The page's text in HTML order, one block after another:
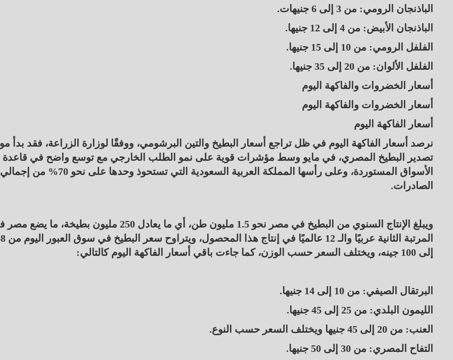
الباذنجان الرومي: من 3 إلى 6 جنيهات.
الباذنجان الأبيض: من 4 إلى 12 جنيها.
الفلفل الرومي: من 10 إلى 15 جنيها.
الفلفل الألوان: من 20 إلى 35 جنيها.
أسعار الخضروات والفاكهة اليوم
أسعار الخضروات والفاكهة اليوم
أسعار الفاكهة اليوم
نرصد أسعار الفاكهة اليوم في ظل تراجع أسعار البطيخ والتين البرشومي، ووفقًا لوزارة الزراعة، فقد بدأ
تصدير البطيخ المصري، في مايو وسط مؤشرات قوية على نمو الطلب الخارجي مع توسع واضح في قاعدة
الأسواق المستوردة، وعلى رأسها المملكة العربية السعودية التي تستحوذ وحدها على نحو 70% من إجمالي
الصادرات.
ويبلغ الإنتاج السنوي من البطيخ في مصر نحو 1.5 مليون طن، أي ما يعادل 250 مليون بطيخة، ما
المرتبة الثانية عربيًا والـ 12
إلى 100 جينه، ويختلف السعر حسب الوزن، كما جاءت باقي أسعار الفاكهة اليوم كالتالي:
البرتقال الصيفي: من 10 إلى 14 جنيها.
الليمون البلدي: من 25 إلى 45 جنيها.
العنب: من 20 إلى 45 جنيها ويختلف السعر حسب النوع.
التفاح المصري: من 30 إلى 50 جنيها.